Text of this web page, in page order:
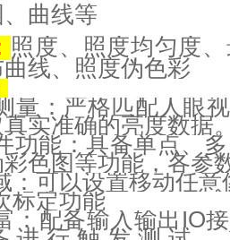
曲线等
照度、照度均匀度
线、照度伪色彩
量：严格匹配人眼
实准确的亮度数据
功能：具备单点、
色图等功能，各参
：可以设置移动任
标定功能
：配备输入输出 IO